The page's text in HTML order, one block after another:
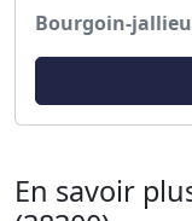
Bourgoin-jallieu
En savoir